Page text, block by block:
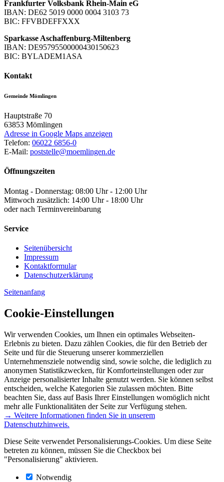
Frankfurter Volksbank Rhein-Main eG
IBAN: DE62 5019 0000 0004 3103 73
BIC: FFVBDEFFXXX
Sparkasse Aschaffenburg-Miltenberg
IBAN: DE95795500000430150623
BIC: BYLADEM1ASA
Kontakt
Gemeinde Mömlingen
Hauptstraße 70
63853 Mömlingen
Adresse in Google Maps anzeigen
Telefon: 06022 6856-0
E-Mail: poststelle@moemlingen.de
Öffnungszeiten
Montag - Donnerstag: 08:00 Uhr - 12:00 Uhr
Mittwoch zusätzlich: 14:00 Uhr - 18:00 Uhr
oder nach Terminvereinbarung
Service
Seitenübersicht
Impressum
Kontaktformular
Datenschutzerklärung
Seitenanfang
Cookie-Einstellungen
Wir verwenden Cookies, um Ihnen ein optimales Webseiten-
Erlebnis zu bieten. Dazu zählen Cookies, die für den Betrieb der
Seite und für die Steuerung unserer kommerziellen
Unternehmensziele notwendig sind, sowie solche, die lediglich zu
anonymen Statistikzwecken, für Komforteinstellungen oder zur
Anzeige personalisierter Inhalte genutzt werden. Sie können selbst
entscheiden, welche Kategorien Sie zulassen möchten. Bitte
beachten Sie, dass auf Basis Ihrer Einstellungen womöglich nicht
mehr alle Funktionalitäten der Seite zur Verfügung stehen.
→ Weitere Informationen finden Sie in unserem
Datenschutzhinweis.
Diese Seite verwendet Personalisierungs-Cookies. Um diese Seite
betreten zu können, müssen Sie die Checkbox bei
"Personalisierung" aktivieren.
Notwendig